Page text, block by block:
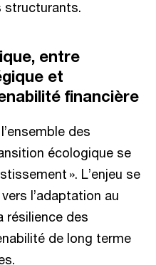
structurants.
entre
et
financière
des
écologique se
». L’enjeu se
l’adaptation au
résilience des
de long terme